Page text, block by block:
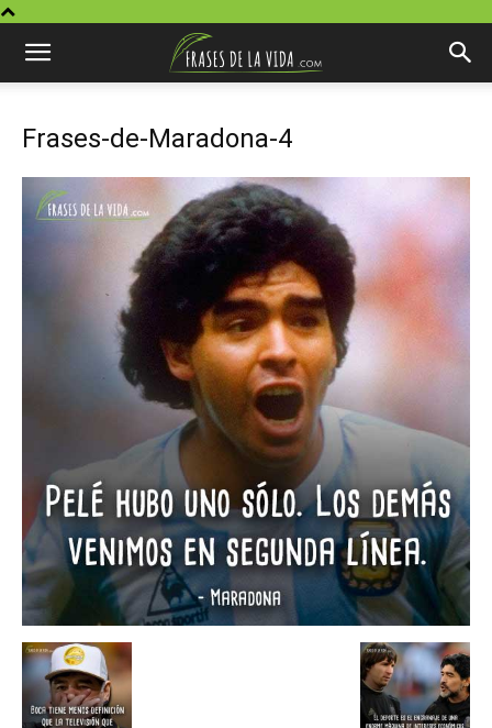
Frases-de-Maradona-4